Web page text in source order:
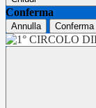
Conferma
Annulla Conferma